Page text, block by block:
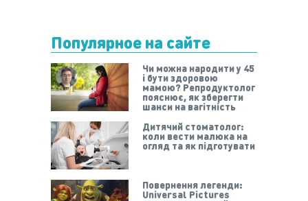
Популярное на сайте
Чи можна народити у 45
і бути здоровою
мамою? Репродуктолог
пояснює, як зберегти
шанси на вагітність
Дитячий стоматолог:
коли вести малюка на
огляд та як підготувати
Повернення легенди:
Universal Pictures